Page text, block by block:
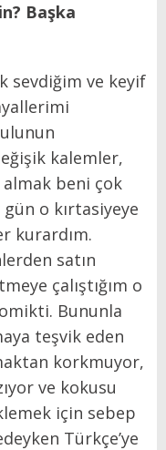
Başka
sevdiğim ve keyif
kalemler,
beni çok
o kırtasiyeye
kurardım.
satın
çalıştığım o
Bununla
teşvik eden
korkmuyor,
ve kokusu
için sebep
Türkçe’ye